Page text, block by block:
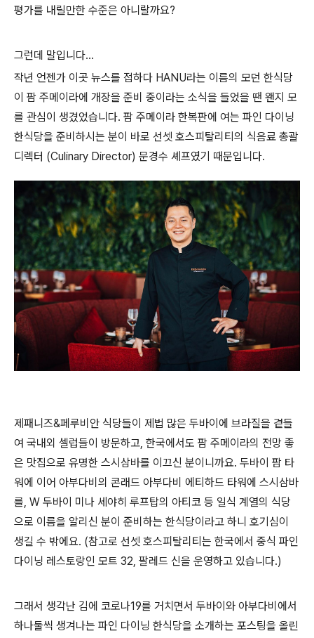
평가를 내릴만한 수준은 아니랄까요?
그런데 말입니다...
작년 언젠가 이곳 뉴스를 접하다 HANU라는 이름의 모던 한식당
이 팜 주메이라에 개장을 준비 중이라는 소식을 들었을 땐 왠지 모
를 관심이 생겼었습니다. 팜 주메이라 한복판에 여는 파인 다이닝
한식당을 준비하시는 분이 바로 선셋 호스피탈리티의 식음료 총괄
디렉터 (Culinary Director) 문경수 셰프였기 때문입니다.
제패니즈&페루비안 식당들이 제법 많은 두바이에 브라질을 곁들
여 국내외 셀럽들이 방문하고, 한국에서도 팜 주메이라의 전망 좋
은 맛집으로 유명한 스시삼바를 이끄신 분이니까요. 두바이 팜 타
워에 이어 아부다비의 콘래드 아부다비 에티하드 타워에 스시삼바
를, W 두바이 미나 세야히 루프탑의 아티코 등 일식 계열의 식당
으로 이름을 알리신 분이 준비하는 한식당이라고 하니 호기심이
생길 수 밖에요. (참고로 선셋 호스피탈리티는 한국에서 중식 파인
다이닝 레스토랑인 모트 32, 팔레드 신을 운영하고 있습니다.)
그래서 생각난 김에 코로나19를 거치면서 두바이와 아부다비에서
하나둘씩 생겨나는 파인 다이닝 한식당을 소개하는 포스팅을 올린